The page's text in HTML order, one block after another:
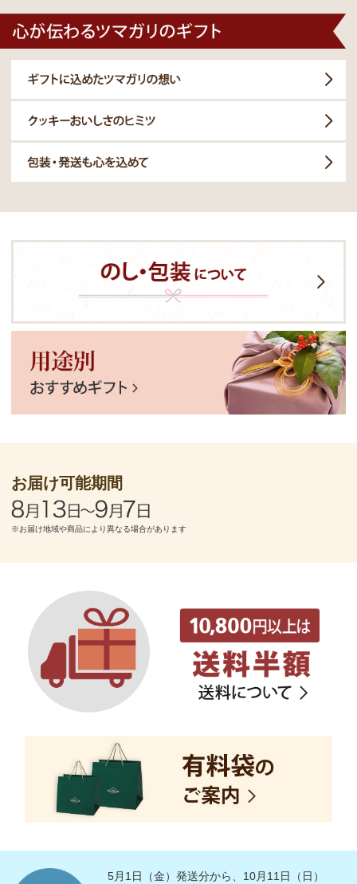
お届け可能期間
※お届け地域や商品により異なる場合があります
5月1日（金）発送分から、10月11日（日）